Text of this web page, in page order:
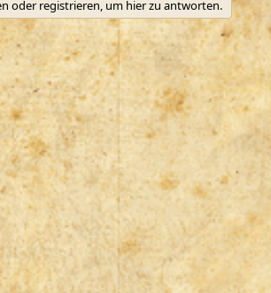
oder registrieren, um hier zu antworten.